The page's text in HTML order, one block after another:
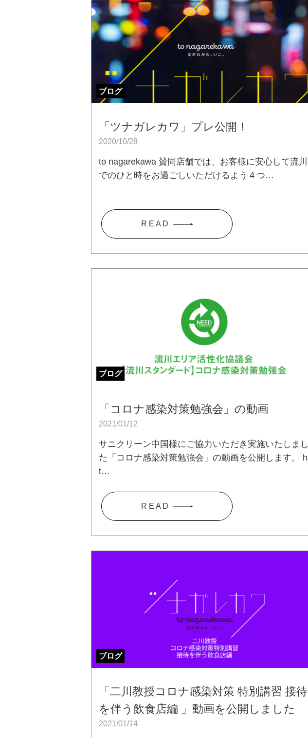
ブログ
「ツナガレカワ」プレ公開！
2020/10/28
to nagarekawa 賛同店舗では、お客様に安心して流川
でのひと時をお過ごしいただけるよう４つ…
R E A D
ブログ
「コロナ感染対策勉強会」の動画
2021/01/12
サニクリーン中国様にご協力いただき実施いたしまし
た「コロナ感染対策勉強会」の動画を公開します。 h
t…
R E A D
ブログ
「二川教授コロナ感染対策 特別講習 接待
を伴う飲食店編 」動画を公開しました
2021/01/14